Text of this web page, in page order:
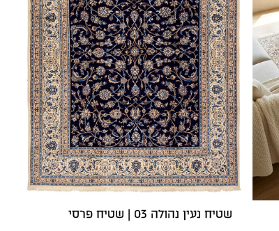
שטיח נעין נהולה 03 | שטיח פרסי